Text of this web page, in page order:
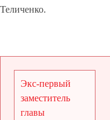
Теличенко.
Экс-первый
заместитель
главы